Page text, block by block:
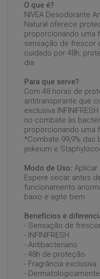
O que é?
NIVEA Desodorante
Natural oferece
proporcionando uma
sensação de frescor
cuidado por 48h,
dia.
Para que serve?
Com 48 horas de
antitranspirante que
exclusiva
no combate às
proporcionando uma
*Combate 99,9% das
jeikeium e
Modo de Uso: Aplicar
Espere secar antes
funcionamento
baixo e agite bem.
Benefícios e
- Sensação de
- INFINIFRESH
- Antibacteriano
- 48h de proteção
- Fragrância exclusiva
-